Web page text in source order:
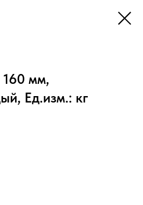
мм,
Ед.изм.: кг